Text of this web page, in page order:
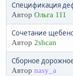
Спецификация
Автор Ольга 111
Сочетание
Автор 2shcan
Сборное
Автор nasy_a